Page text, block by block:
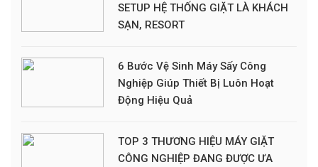
SETUP HỆ THỐNG GIẶT LÀ KHÁCH
SẠN, RESORT
6 Bước Vệ Sinh Máy Sấy Công
Nghiệp Giúp Thiết Bị Luôn Hoạt
Động Hiệu Quả
TOP 3 THƯƠNG HIỆU MÁY GIẶT
CÔNG NGHIỆP ĐANG ĐƯỢC ƯA